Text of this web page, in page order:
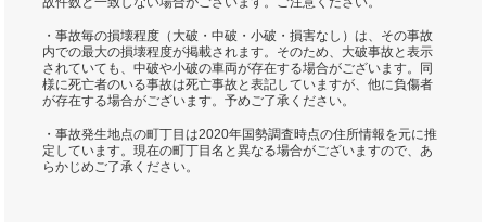
・事故毎の損壊程度（大破・中破・小破・損害なし）は、その事故
内での最大の損壊程度が掲載されます。そのため、大破事故と表示
されていても、中破や小破の車両が存在する場合がございます。同
様に死亡者のいる事故は死亡事故と表記していますが、他に負傷者
が存在する場合がございます。予めご了承ください。
・事故発生地点の町丁目は2020年国勢調査時点の住所情報を元に推
定しています。現在の町丁目名と異なる場合がございますので、あ
らかじめご了承ください。